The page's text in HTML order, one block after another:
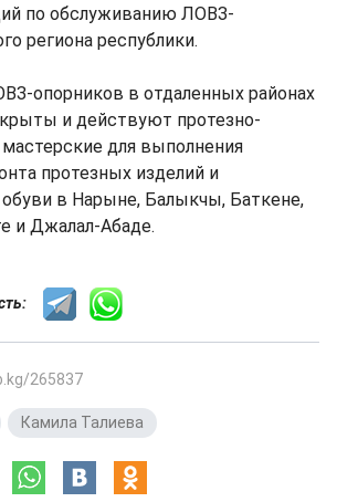
по обслуживанию ЛОВЗ-
региона республики.
опорников в отдаленных районах
и действуют протезно-
для выполнения
протезных изделий и
в Нарыне, Балыкчы, Баткене,
и Джалал-Абаде.
265837
Камила Талиева